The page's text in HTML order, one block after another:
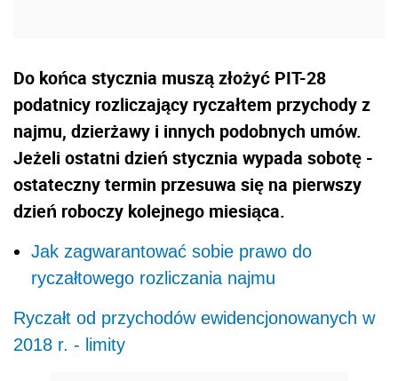
Do końca stycznia muszą złożyć PIT-28
podatnicy rozliczający ryczałtem przychody z
najmu, dzierżawy i innych podobnych umów.
Jeżeli ostatni dzień stycznia wypada sobotę -
ostateczny termin przesuwa się na pierwszy
dzień roboczy kolejnego miesiąca.
Jak zagwarantować sobie prawo do
ryczałtowego rozliczania najmu
Ryczałt od przychodów ewidencjonowanych w
2018 r. - limity